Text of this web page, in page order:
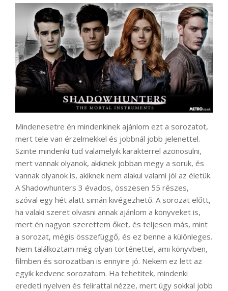
Mindenesetre én mindenkinek ajánlom ezt a sorozatot,
mert tele van érzelmekkel és jobbnál jobb jelenettel.
Szinte mindenki tud valamelyik karakterrel azonosulni,
mert vannak olyanok, akiknek jobban megy a soruk, és
vannak olyanok is, akiknek nem alakul valami jól az életük.
A Shadowhunters 3 évados, összesen 55 részes,
szóval egy hét alatt simán kivégezhető. A sorozat előtt,
ha valaki szeret olvasni annak ajánlom a könyveket is,
mert én nagyon szerettem őket, és teljesen más, mint
a sorozat, mégis összefüggő, és ez benne a különleges.
Nem találkoztam még olyan történettel, ami könyvben,
filmben és sorozatban is ennyire jó. Nekem ez lett az
egyik kedvenc sorozatom. Ha tehetitek, mindenki
eredeti nyelven és felirattal nézze, mert úgy sokkal jobb